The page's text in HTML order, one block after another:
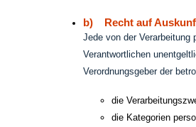
b) Recht auf
Jede von der Verarbeitung
Verantwortlichen
Verordnungsgeber der
die
die Kategorien